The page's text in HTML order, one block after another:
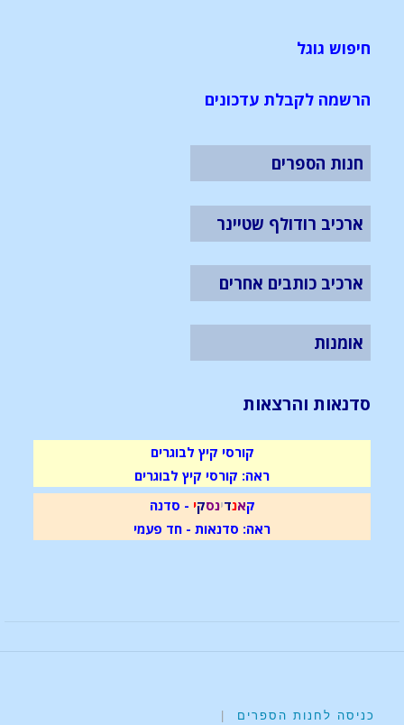
חיפוש גוגל
הרשמה לקבלת עדכונים
חנות הספרים
ארכיב רודולף שטיינר
ארכיב כותבים אחרים
אומנות
סדנאות והרצאות
קורסי קיץ לבוגרים
ראה: קורסי קיץ לבוגרים
קאנדינסקי - סדנה
ראה: סדנאות - חד פעמי
כניסה לחנות הספרים